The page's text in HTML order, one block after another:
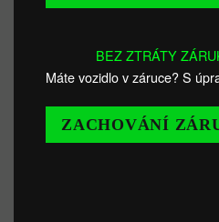
BEZ ZTRÁTY
Máte vozidlo v záruce? S
ZACHOVÁNÍ